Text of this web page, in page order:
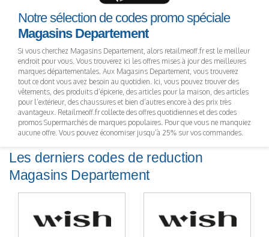
Notre sélection de codes promo spéciale
Magasins Departement
Si vous cherchez Magasins Departement, alors retailmeoff.fr est le meilleur
endroit pour vous. Vous trouverez ici les offres mises à jour des meilleures
marques départementales. Aux Magasins Departement, vous trouverez
tout ce dont vous avez besoin au quotidien. Ici, vous pouvez trouver des
vêtements, des produits d’épicerie, des articles pour la maison, des articles
pour l’extérieur, des chaussures et bien d’autres encore à des prix très
avantageux. Retailmeoff.fr collecte des offres quotidiennes et des codes
promos Supermarchés de marques populaires. Pour que vous ne manquiez
aucune offre. Vous pouvez économiser jusqu’à 25% sur vos commandes.
Les derniers codes de reduction
Magasins Departement